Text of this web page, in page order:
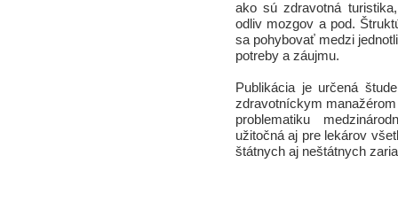
ako sú zdravotná
odliv mozgov a pod.
sa pohybovať medzi
potreby a záujmu.
Publikácia je určená
zdravotníckym
problematiku
užitočná aj pre lekárov
štátnych aj neštátnych